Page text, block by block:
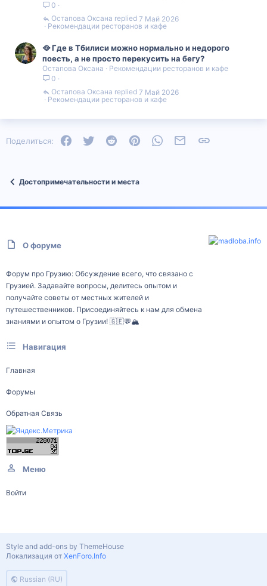
0
Рекомендации ресторанов и кафе
7 Май 2026
Остапова Оксана
🥘 Где в Тбилиси можно нормально и недорого
поесть, а не просто перекусить на бегу?
Остапова Оксана
Рекомендации ресторанов и кафе
0
Рекомендации ресторанов и кафе
7 Май 2026
Остапова Оксана
Поделиться: FacebookTwitter Reddit PinterestWhatsAppЭлектронная почта
Достопримечательности и места
О форуме
Форум про Грузию: Обсуждение всего, что связано с
Грузией. Задавайте вопросы, делитесь опытом и
получайте советы от местных жителей и
путешественников. Присоединяйтесь к нам для обмена
знаниями и опытом о Грузии! 🇬🇪💬🏔️
Навигация
Главная
Форумы
Обратная Связь
Меню
Войти
Russian (RU)
Style and add-ons by ThemeHouse
Локализация от XenForo.Info